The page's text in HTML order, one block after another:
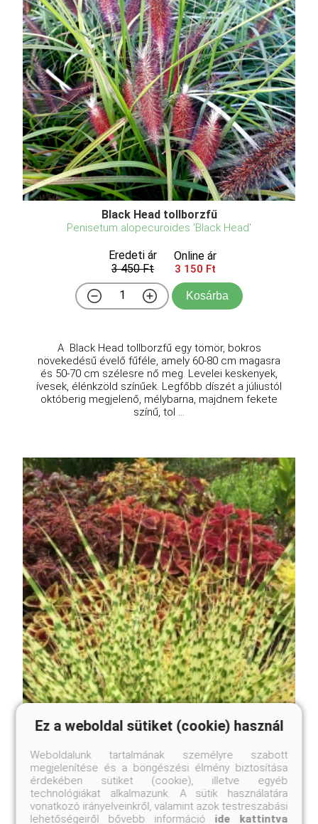
Black Head tollborzfű
Penisetum alopecuroides 'Black Head'
Eredeti ár
3 450 Ft
Online ár
3 150 Ft
Kosárba
A Black Head tollborzfű egy tömör, bokros
növekedésű évelő fűféle, amely 60-80 cm magasra
és 50-70 cm szélesre nő meg. Levelei keskenyek,
ívesek, élénkzöld színűek. Legfőbb díszét a júliustól
októberig megjelenő, mélybarna, majdnem fekete
színű, tol ...
Ez a weboldal sütiket (cookie) használ
Weboldalunk tartalmának személyre szabott
megjelenítése és a böngészési élmény biztosítása
érdekében sütiket (cookie), illetve egyéb
technológiákat alkalmazunk. A sütik használatára
vonatkozó irányelveinkről, valamint azok testreszabási
lehetőségeiről bővebb információ ide kattintva